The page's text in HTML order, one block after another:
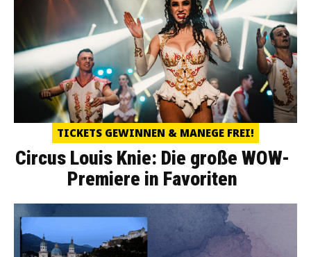
TICKETS GEWINNEN & MANEGE FREI!
Circus Louis Knie: Die große WOW-
Premiere in Favoriten